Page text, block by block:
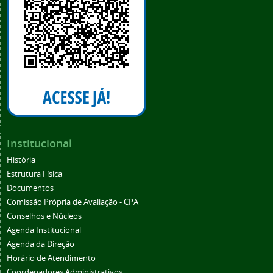
Institucional
História
Estrutura Física
Documentos
Comissão Própria de Avaliação - CPA
Conselhos e Núcleos
Agenda Institucional
Agenda da Direção
Horário de Atendimento